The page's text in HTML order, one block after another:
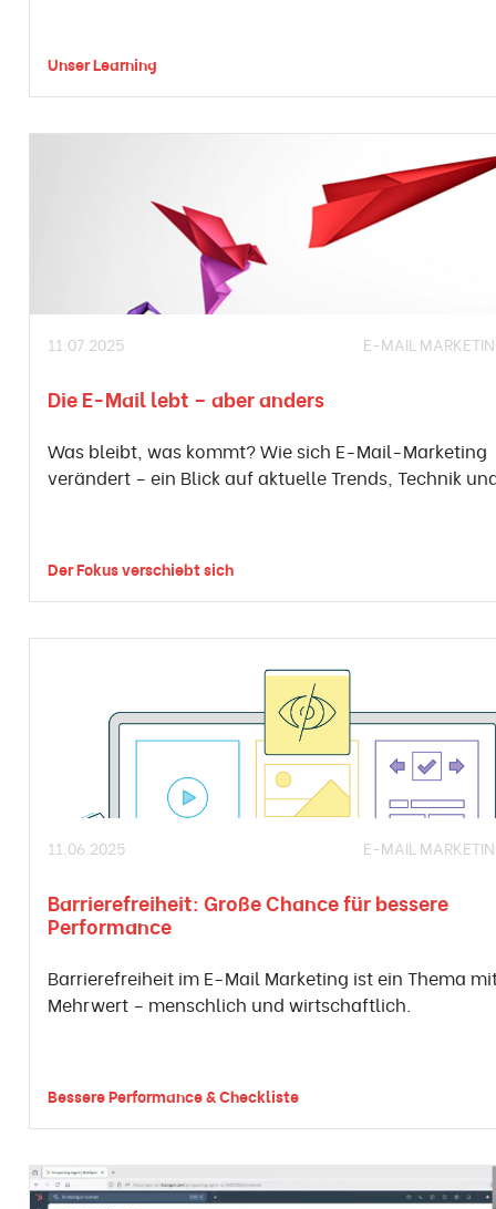
Unser Learning
11.07.2025 E-MAIL
Die E-Mail lebt – aber anders
Was bleibt, was kommt? Wie sich E-Mail-Marketing
verändert – ein Blick auf aktuelle Trends, Technik
Der Fokus verschiebt sich
11.06.2025 E-MAIL
Barrierefreiheit: Große Chance für bessere
Performance
Barrierefreiheit im E-Mail Marketing ist ein Thema
Mehrwert – menschlich und wirtschaftlich.
Bessere Performance & Checkliste